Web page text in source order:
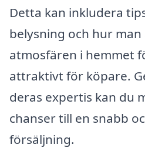
Detta kan inkludera
belysning och hur man
atmosfären i hemmet
attraktivt för köpare.
deras expertis kan du
chanser till en snabb
försäljning.